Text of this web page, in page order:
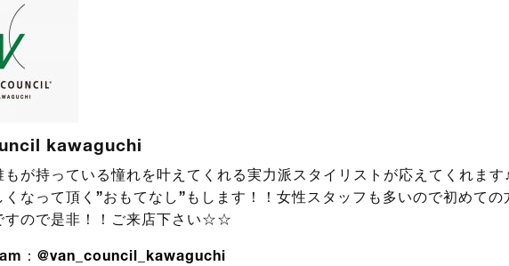
kawaguchi
もが持っている憧れを叶えてくれる実力派スタイリストが応えてくれます
くなって頂く”おもてなし”もします！！女性スタッフも多いので初めて
すので是非！！ご来店下さい☆☆
： @van_council_kawaguchi